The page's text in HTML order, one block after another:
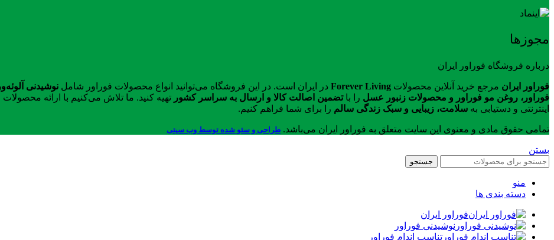
مجوزها
درباره فروشگاه فوراور ایران
فوراور ایران مرجع خرید آنلاین محصولات Forever Living در ایران است. در این فروشگاه می‌توانید انواع محصولات فوراور شامل نوشیدنی
فوراور، روغن مو فوراور و محصولات زنبور عسل را باتضمین اصالت کالا و ارسال به سراسر کشور تهیه کنید. ما تلاش می‌کنیم با ارائه
اینترنتی و دستیابی به سلامت، زیبایی و سبک زندگی سالم را برای شما فراهم کنیم.
تمامی حقوق مادی و معنوی این سایت متعلق به فوراور ایران می‌باشد. طراحی و سئو شده توسط وب سیتی
بستن
جستجو
منو
دسته بندی ها
فوراور ایران
نوشیدنی فوراور
تناسب اندام فوراور